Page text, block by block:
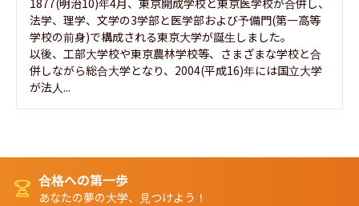
1877(明治10)年4月、東京開成学校と東京医学校が合併し、
法学、理学、文学の3学部と医学部および予備門(第一高等
学校の前身)で構成される東京大学が誕生しました。
以後、工部大学校や東京農林学校等、さまざまな学校と合
併しながら総合大学となり、2004(平成16)年には国立大学
が法人...
合格への第一歩
あなたの夢の大学、見つけよう！